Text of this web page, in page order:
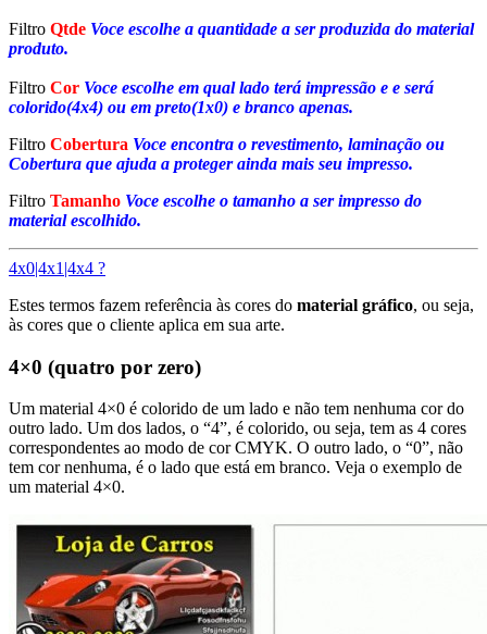
Filtro Qtde Voce escolhe a quantidade a ser produzida do material
produto.
Filtro Cor Voce escolhe em qual lado terá impressão e e será
colorido(4x4) ou em preto(1x0) e branco apenas.
Filtro Cobertura Voce encontra o revestimento, laminação ou
Cobertura que ajuda a proteger ainda mais seu impresso.
Filtro Tamanho Voce escolhe o tamanho a ser impresso do
material escolhido.
4x0|4x1|4x4 ?
Estes termos fazem referência às cores do material gráfico, ou seja,
às cores que o cliente aplica em sua arte.
4×0 (quatro por zero)
Um material 4×0 é colorido de um lado e não tem nenhuma cor do
outro lado. Um dos lados, o “4”, é colorido, ou seja, tem as 4 cores
correspondentes ao modo de cor CMYK. O outro lado, o “0”, não
tem cor nenhuma, é o lado que está em branco. Veja o exemplo de
um material 4×0.